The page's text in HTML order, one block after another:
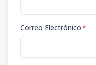
Correo Electrónico*